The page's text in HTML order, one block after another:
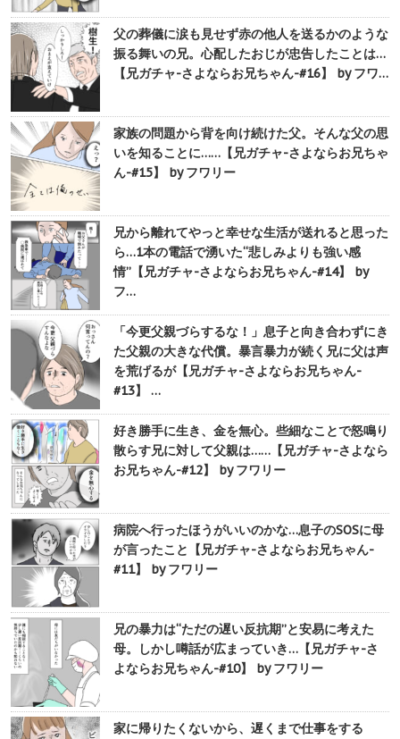
父の葬儀に涙も見せず赤の他人を送るかのような
振る舞いの兄。心配したおじが忠告したことは…
【兄ガチャ-さよならお兄ちゃん-#16】 by フワ…
家族の問題から背を向け続けた父。そんな父の思
いを知ることに……【兄ガチャ-さよならお兄ちゃ
ん-#15】 by フワリー
兄から離れてやっと幸せな生活が送れると思った
ら…1本の電話で湧いた“悲しみよりも強い感
情”【兄ガチャ-さよならお兄ちゃん-#14】 by
フ…
「今更父親づらするな！」息子と向き合わずにき
た父親の大きな代償。暴言暴力が続く兄に父は声
を荒げるが【兄ガチャ-さよならお兄ちゃん-
#13】 …
好き勝手に生き、金を無心。些細なことで怒鳴り
散らす兄に対して父親は……【兄ガチャ-さよなら
お兄ちゃん-#12】 by フワリー
病院へ行ったほうがいいのかな…息子のSOSに母
が言ったこと【兄ガチャ-さよならお兄ちゃん-
#11】 by フワリー
兄の暴力は“ただの遅い反抗期”と安易に考えた
母。しかし噂話が広まっていき…【兄ガチャ-さ
よならお兄ちゃん-#10】 by フワリー
家に帰りたくないから、遅くまで仕事をする